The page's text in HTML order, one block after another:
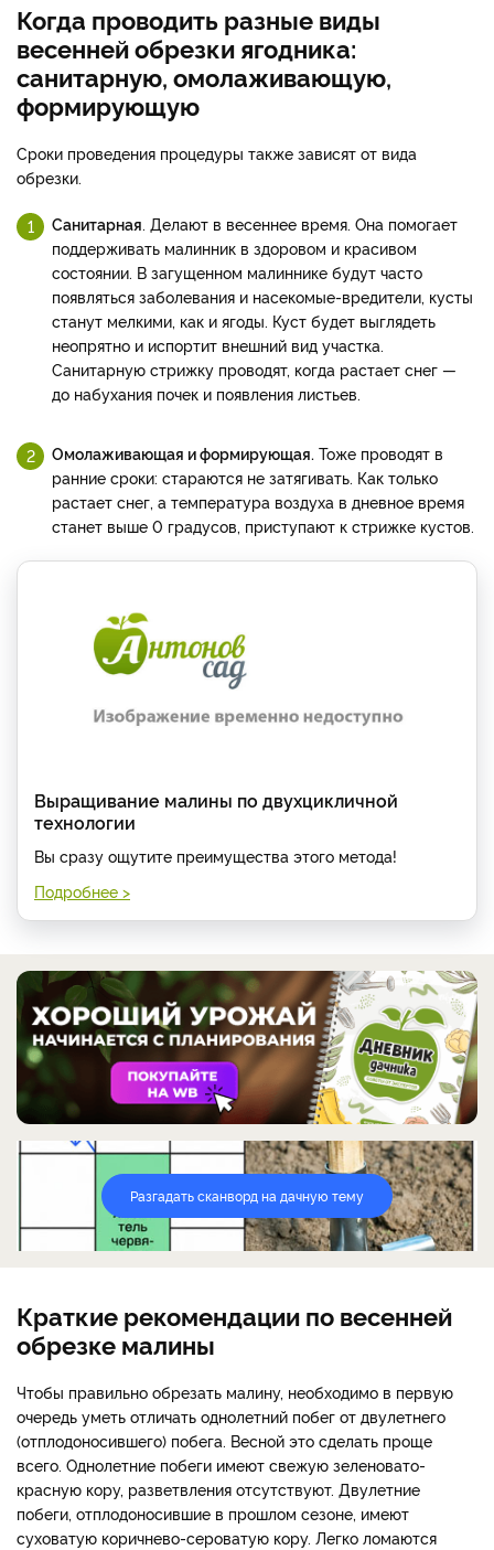
Когда проводить разные виды
весенней обрезки ягодника:
санитарную, омолаживающую,
формирующую
Сроки проведения процедуры также зависят от вида
обрезки.
Санитарная . Делают в весеннее время. Она помогает
поддерживать малинник в здоровом и красивом
состоянии. В загущенном малиннике будут часто
появляться заболевания и насекомые-вредители, кусты
станут мелкими, как и ягоды. Куст будет выглядеть
неопрятно и испортит внешний вид участка.
Санитарную стрижку проводят, когда растает снег —
до набухания почек и появления листьев.
Омолаживающая и формирующая. Тоже проводят в
ранние сроки: стараются не затягивать. Как только
растает снег, а температура воздуха в дневное время
станет выше 0 градусов, приступают к стрижке кустов.
Выращивание малины по двухцикличной
технологии
Вы сразу ощутите преимущества этого метода!
Подробнее >
Разгадать сканворд на дачную тему
Краткие рекомендации по весенней
обрезке малины
Чтобы правильно обрезать малину, необходимо в первую
очередь уметь отличать однолетний побег от двулетнего
(отплодоносившего) побега. Весной это сделать проще
всего. Однолетние побеги имеют свежую зеленовато-
красную кору, разветвления отсутствуют. Двулетние
побеги, отплодоносившие в прошлом сезоне, имеют
суховатую коричнево-сероватую кору. Легко ломаются